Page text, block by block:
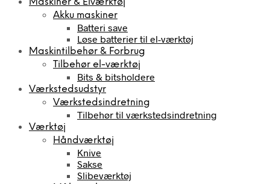
Akku maskiner
Batteri save
Løse batterier til el-værktøj
Maskintilbehør & Forbrug
Tilbehør el-værktøj
Bits & bitsholdere
Værkstedsudstyr
Værkstedsindretning
Tilbehør til værkstedsindretning
Værktøj
Håndværktøj
Knive
Sakse
Slibeværktøj